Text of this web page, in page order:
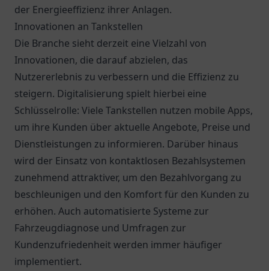
der Energieeffizienz ihrer Anlagen.
Innovationen an Tankstellen
Die Branche sieht derzeit eine Vielzahl von
Innovationen, die darauf abzielen, das
Nutzererlebnis zu verbessern und die Effizienz zu
steigern. Digitalisierung spielt hierbei eine
Schlüsselrolle: Viele Tankstellen nutzen mobile Apps,
um ihre Kunden über aktuelle Angebote, Preise und
Dienstleistungen zu informieren. Darüber hinaus
wird der Einsatz von kontaktlosen Bezahlsystemen
zunehmend attraktiver, um den Bezahlvorgang zu
beschleunigen und den Komfort für den Kunden zu
erhöhen. Auch automatisierte Systeme zur
Fahrzeugdiagnose und Umfragen zur
Kundenzufriedenheit werden immer häufiger
implementiert.